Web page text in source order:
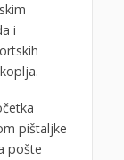
i
pištaljke
pošte